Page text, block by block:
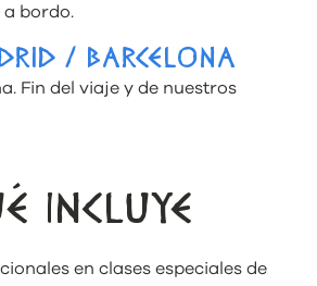
a bordo.
/ BARCELONA
Fin del viaje y de nuestros
INCLUYE
en clases especiales de